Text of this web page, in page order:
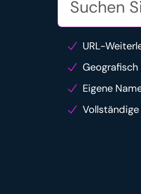
URL-
Eigene
Vollständige